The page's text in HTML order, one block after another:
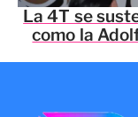
La 4T se
como la